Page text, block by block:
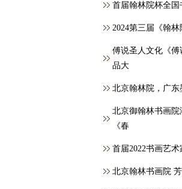
首届翰林院杯全
2024第三届《翰
傅说圣人文化《
品大
北京翰林院，广东
北京御翰林书画
《春
首届2022书画艺
北京翰林书画院